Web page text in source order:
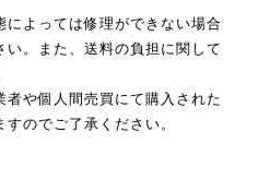
よっては修理ができない場合
。また、送料の負担に関して
や個人間売買にて購入された
のでご了承ください。